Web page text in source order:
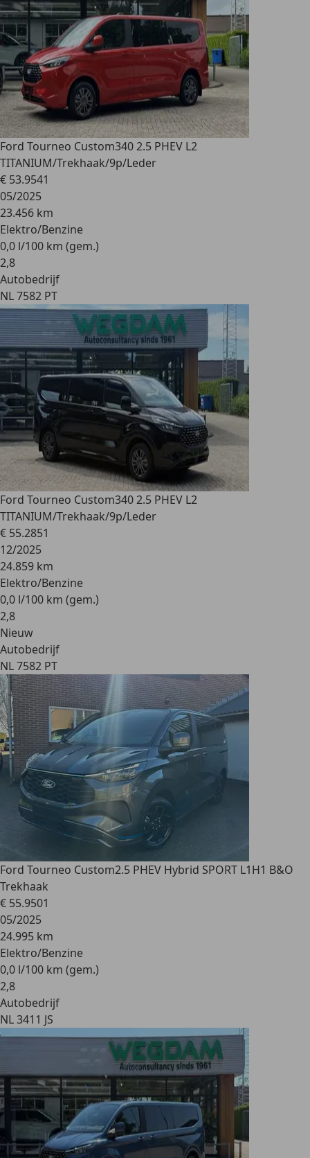
Ford Tourneo Custom340 2.5 PHEV L2
TITANIUM/Trekhaak/9p/Leder
€ 53.9541
05/2025
23.456 km
Elektro/Benzine
0,0 l/100 km (gem.)
2,8
Autobedrijf
NL 7582 PT
Ford Tourneo Custom340 2.5 PHEV L2
TITANIUM/Trekhaak/9p/Leder
€ 55.2851
12/2025
24.859 km
Elektro/Benzine
0,0 l/100 km (gem.)
2,8
Nieuw
Autobedrijf
NL 7582 PT
Ford Tourneo Custom2.5 PHEV Hybrid SPORT L1H1 B&O
Trekhaak
€ 55.9501
05/2025
24.995 km
Elektro/Benzine
0,0 l/100 km (gem.)
2,8
Autobedrijf
NL 3411 JS